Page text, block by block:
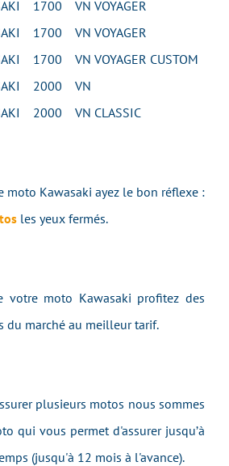
1700 VN VOYAGER
1700 VN VOYAGER
1700 VN VOYAGER CUSTOM
2000 VN
2000 VN CLASSIC
moto Kawasaki ayez le bon réflexe :
les yeux fermés.
votre moto Kawasaki profitez des
du marché au meilleur tarif.
plusieurs motos nous sommes
qui vous permet d'assurer jusqu’à
(jusqu'à 12 mois à l'avance).